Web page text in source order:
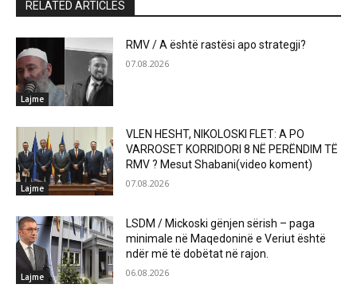
RELATED ARTICLES
Lajme
RMV / A është rastësi apo strategji?
07.08.2026
Lajme
VLEN HESHT, NIKOLOSKI FLET: A PO
VARROSET KORRIDORI 8 NË PERËNDIM TË
RMV ? Mesut Shabani(video koment)
07.08.2026
Lajme
LSDM / Mickoski gënjen sërish – paga
minimale në Maqedoninë e Veriut është
ndër më të dobëtat në rajon.
06.08.2026